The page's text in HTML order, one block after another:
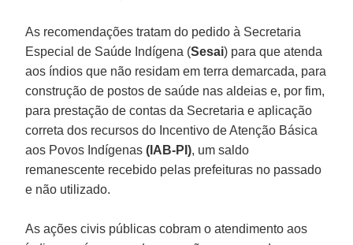
As recomendações tratam do pedido à Secretaria
Especial de Saúde Indígena (Sesai) para que atenda
aos índios que não residam em terra demarcada, para
construção de postos de saúde nas aldeias e, por fim,
para prestação de contas da Secretaria e aplicação
correta dos recursos do Incentivo de Atenção Básica
aos Povos Indígenas(IAB-PI), um saldo
remanescente recebido pelas prefeituras no passado
e não utilizado.
As ações civis públicas cobram o atendimento aos